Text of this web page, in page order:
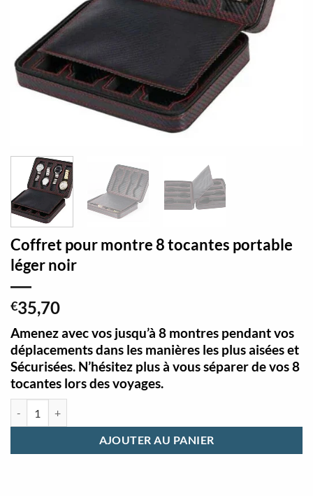
Coffret pour montre 8 tocantes portable
léger noir
€35,70
Amenez avec vos jusqu’à 8 montres pendant vos
déplacements dans les manières les plus aisées et
Sécurisées. N’hésitez plus à vous séparer de vos 8
tocantes lors des voyages.
AJOUTER AU PANIER